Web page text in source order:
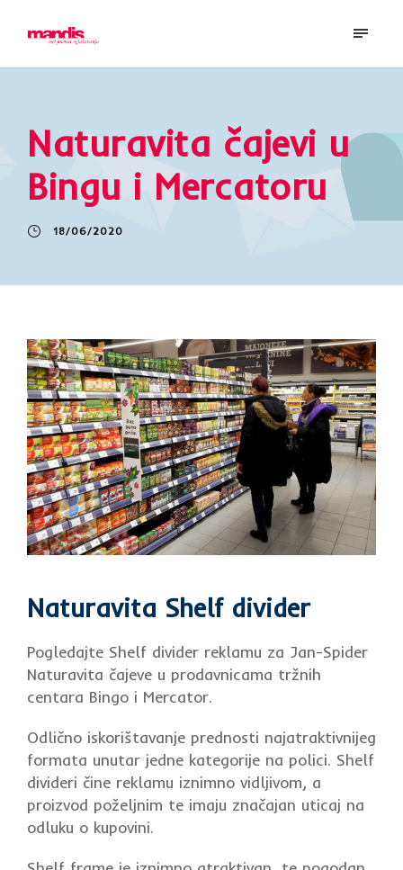
Naturavita čajevi u
Bingu i Mercatoru
18/06/2020
Naturavita Shelf divider
Pogledajte Shelf divider reklamu za Jan-Spider
Naturavita čajeve u prodavnicama tržnih
centara Bingo i Mercator.
Odlično iskorištavanje prednosti najatraktivnijeg
formata unutar jedne kategorije na polici. Shelf
divideri čine reklamu iznimno vidljivom, a
proizvod poželjnim te imaju značajan uticaj na
odluku o kupovini.